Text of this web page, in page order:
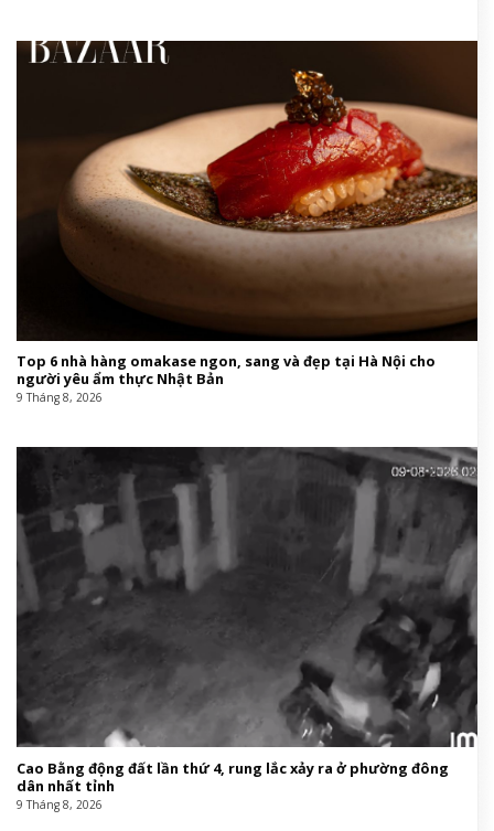
Top 6 nhà hàng omakase ngon, sang và đẹp tại Hà Nội cho
người yêu ẩm thực Nhật Bản
9 Tháng 8, 2026
Cao Bằng động đất lần thứ 4, rung lắc xảy ra ở phường đông
dân nhất tỉnh
9 Tháng 8, 2026